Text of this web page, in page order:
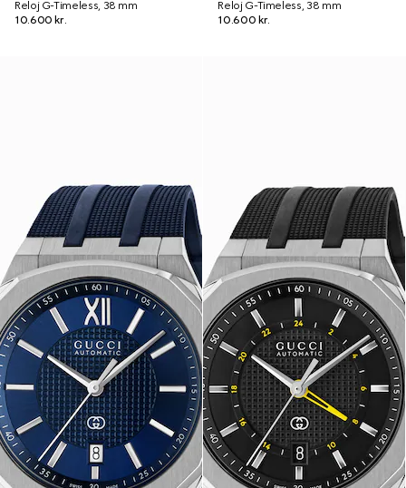
Reloj G-Timeless, 38 mm
10.600 kr.
Reloj G-Timeless, 38 mm
10.600 kr.